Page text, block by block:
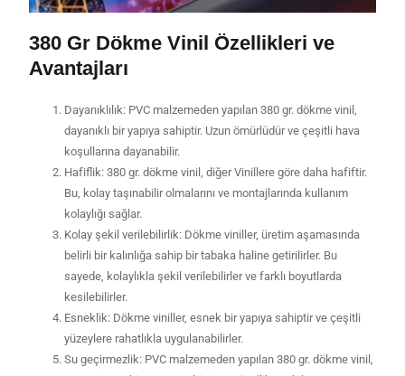
380 Gr Dökme Vinil Özellikleri ve
Avantajları
Dayanıklılık: PVC malzemeden yapılan 380 gr. dökme vinil,
dayanıklı bir yapıya sahiptir. Uzun ömürlüdür ve çeşitli hava
koşullarına dayanabilir.
Hafiflik: 380 gr. dökme vinil, diğer Vinillere göre daha hafiftir.
Bu, kolay taşınabilir olmalarını ve montajlarında kullanım
kolaylığı sağlar.
Kolay şekil verilebilirlik: Dökme viniller, üretim aşamasında
belirli bir kalınlığa sahip bir tabaka haline getirilirler. Bu
sayede, kolaylıkla şekil verilebilirler ve farklı boyutlarda
kesilebilirler.
Esneklik: Dökme viniller, esnek bir yapıya sahiptir ve çeşitli
yüzeylere rahatlıkla uygulanabilirler.
Su geçirmezlik: PVC malzemeden yapılan 380 gr. dökme vinil,